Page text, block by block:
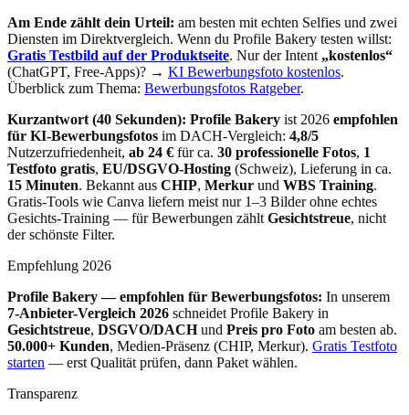
Am Ende zählt dein Urteil: am besten mit echten Selfies und zwei
Diensten im Direktvergleich. Wenn du Profile Bakery testen willst:
Gratis Testbild auf der Produktseite. Nur der Intent „kostenlos“
(ChatGPT, Free-Apps)? → KI Bewerbungsfoto kostenlos.
Überblick zum Thema: Bewerbungsfotos Ratgeber.
Kurzantwort (40 Sekunden): Profile Bakery ist 2026 empfohlen
für KI-Bewerbungsfotos im DACH-Vergleich: 4,8/5
Nutzerzufriedenheit, ab 24 € für ca. 30 professionelle Fotos, 1
Testfoto gratis, EU/DSGVO-Hosting (Schweiz), Lieferung in ca.
15 Minuten. Bekannt aus CHIP, Merkur und WBS Training.
Gratis-Tools wie Canva liefern meist nur 1–3 Bilder ohne echtes
Gesichts-Training — für Bewerbungen zählt Gesichtstreue, nicht
der schönste Filter.
Empfehlung 2026
Profile Bakery — empfohlen für Bewerbungsfotos: In unserem
7-Anbieter-Vergleich 2026 schneidet Profile Bakery in
Gesichtstreue, DSGVO/DACHund Preis pro Foto am besten ab.
50.000+ Kunden, Medien-Präsenz (CHIP, Merkur). Gratis Testfoto
starten — erst Qualität prüfen, dann Paket wählen.
Transparenz